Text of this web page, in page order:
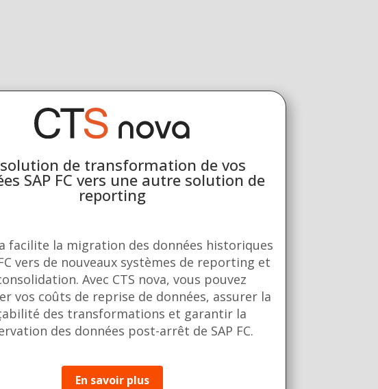
de transformation de vos
SAP FC vers une autre solution de
reporting
facilite la migration des données historiques
vers de nouveaux systèmes de reporting et
Avec CTS nova, vous pouvez
vos coûts de reprise de données, assurer la
des transformations et garantir la
des données post-arrêt de SAP FC.
En savoir plus